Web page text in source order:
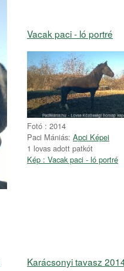
Vacak paci - ló portré
Fotó : 2014
Paci Mániás: Apci Képei
1 lovas adott patkót
Kép : Vacak paci - ló portré
Karácsonyi tavasz